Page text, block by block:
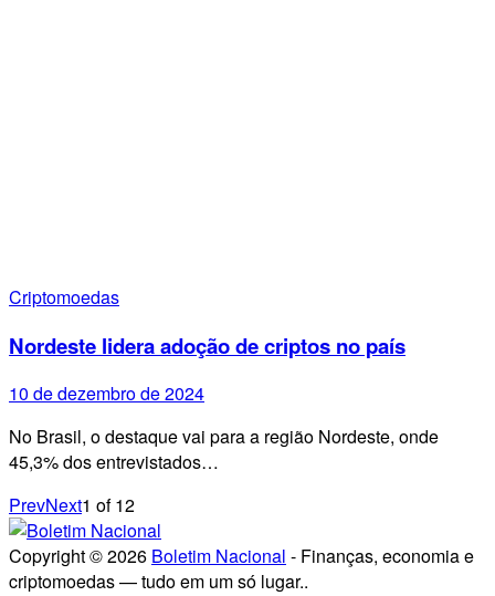
Criptomoedas
Nordeste lidera adoção de criptos no país
10 de dezembro de 2024
No Brasil, o destaque vai para a região Nordeste, onde
45,3% dos entrevistados…
PrevNext1 of12
Copyright © 2026 Boletim Nacional - Finanças, economia e
criptomoedas — tudo em um só lugar..